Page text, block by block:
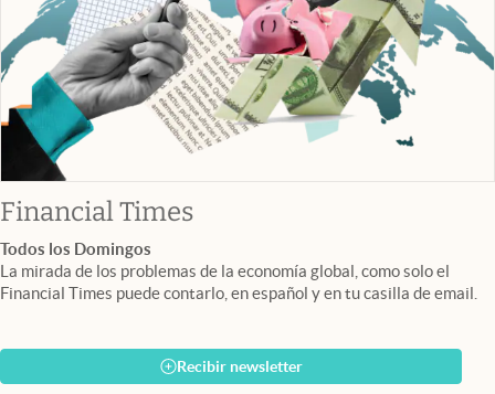
Financial Timesabre en nueva pestaña
Todos los Domingos
La mirada de los problemas de la economía global, como solo el
Financial Times puede contarlo, en español y en tu casilla de email.
Recibir newsletter